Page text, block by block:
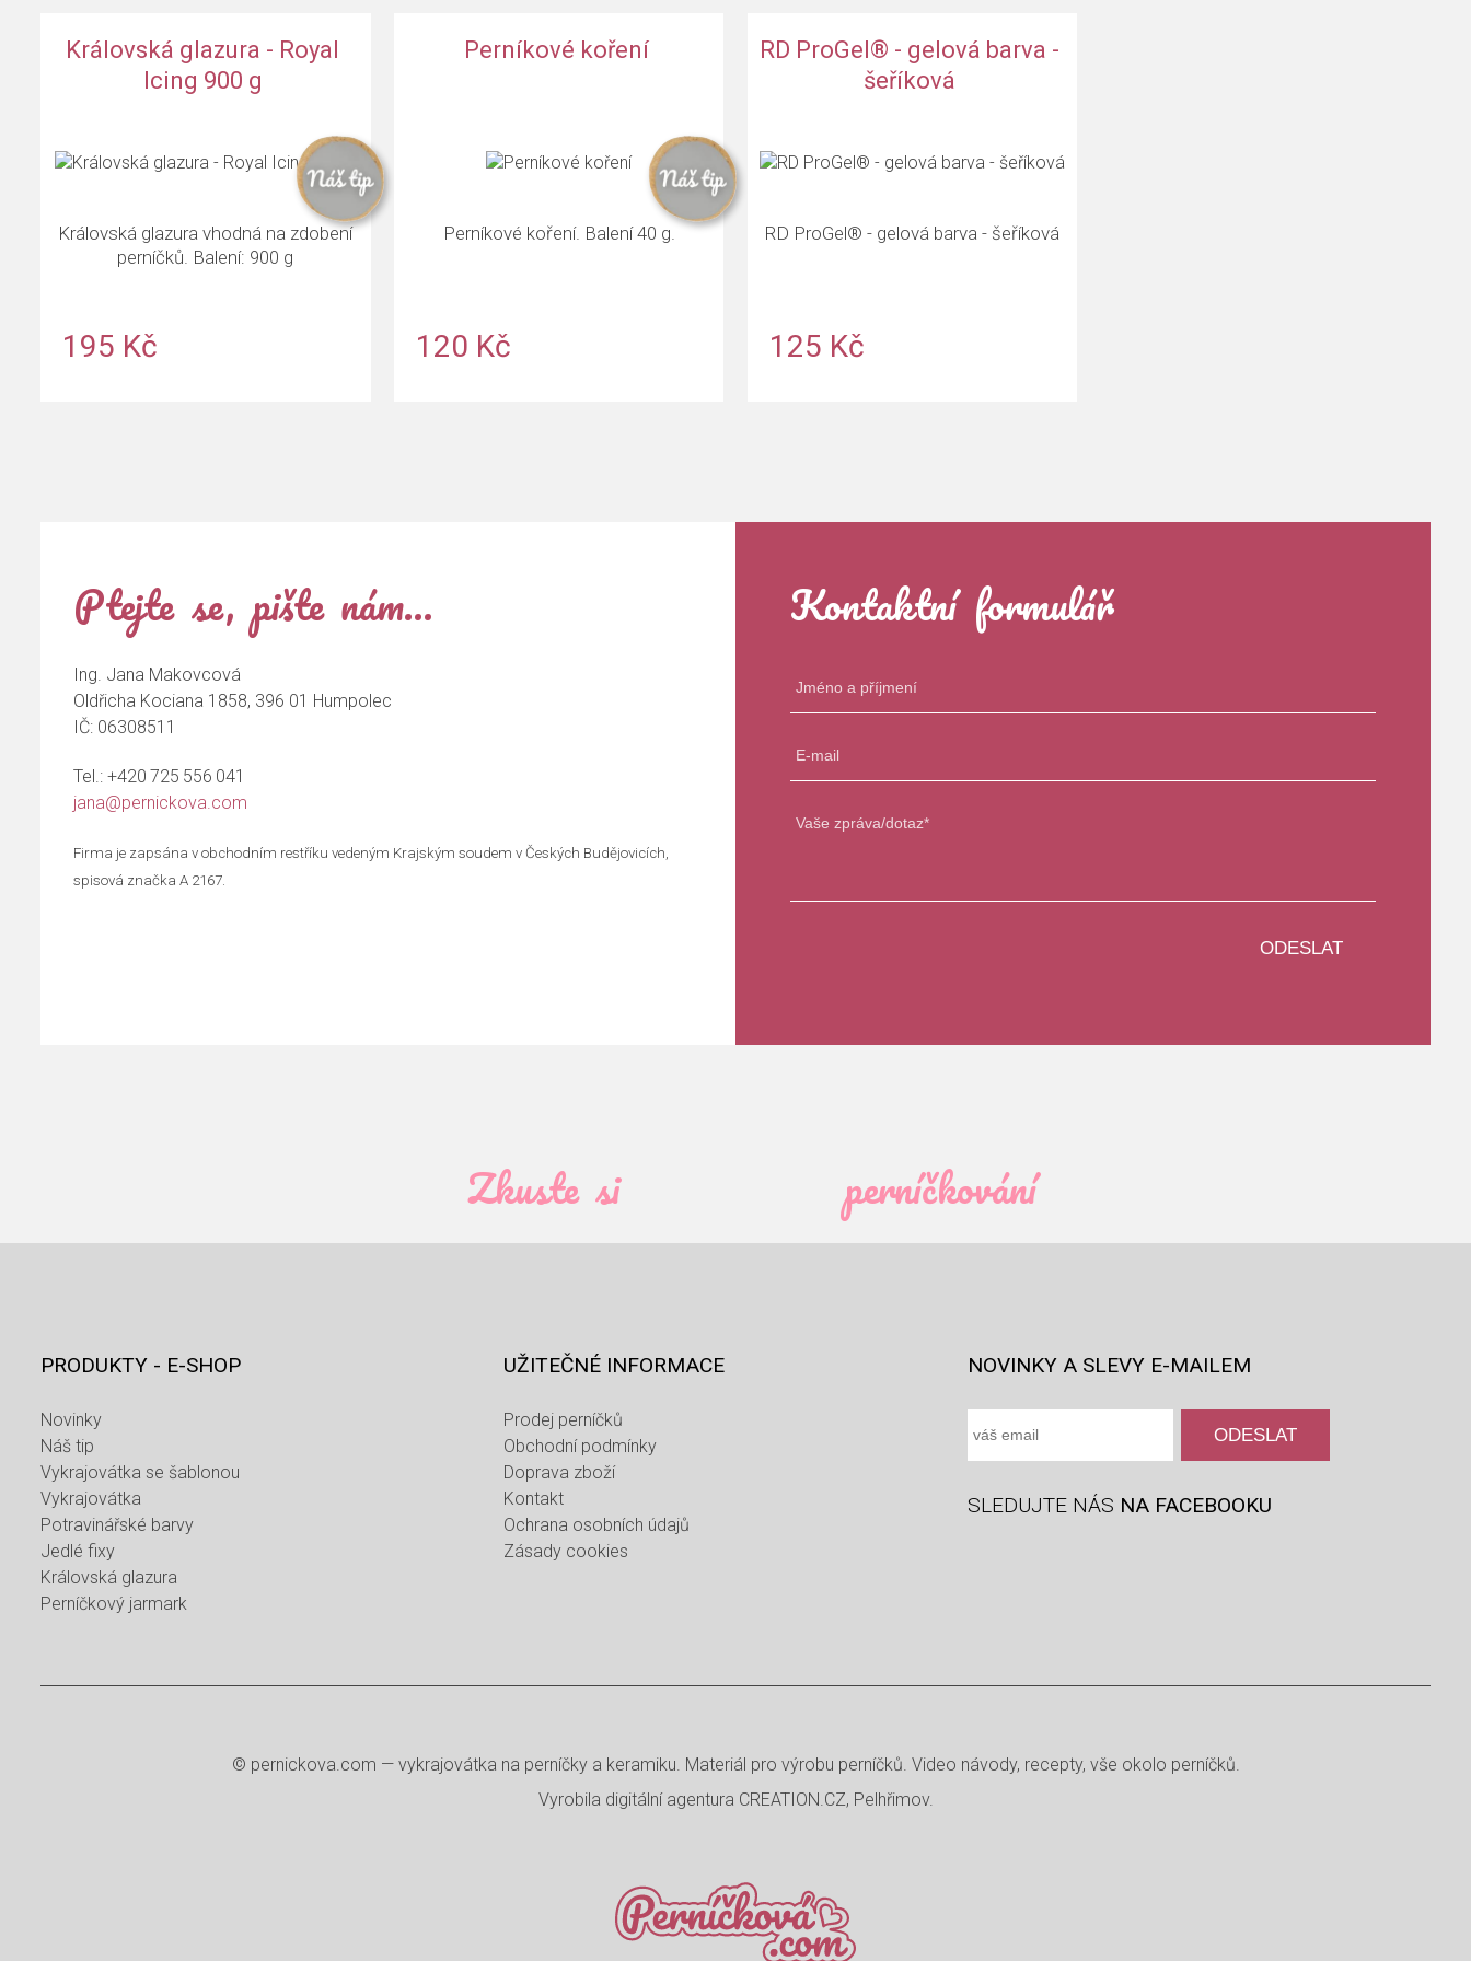
Královská glazura - Royal
Icing 900 g
Královská glazura vhodná na zdobení
perníčků. Balení: 900 g
195 Kč
Perníkové koření
Perníkové koření. Balení 40 g.
120 Kč
RD ProGel® - gelová barva -
šeříková
RD ProGel® - gelová barva - šeříková
125 Kč
Ptejte se, pište nám…
Ing. Jana Makovcová
Oldřicha Kociana 1858, 396 01 Humpolec
IČ: 06308511
Tel.: +420 725 556 041
jana@pernickova.com
Firma je zapsána v obchodním restříku vedeným Krajským soudem v Českých Budějovicích,
spisová značka A 2167.
Kontaktní formulář
Zkuste si perníčkování
PRODUKTY - E-SHOP
Novinky
Náš tip
Vykrajovátka se šablonou
Vykrajovátka
Potravinářské barvy
Jedlé fixy
Královská glazura
Perníčkový jarmark
UŽITEČNÉ INFORMACE
Prodej perníčků
Obchodní podmínky
Doprava zboží
Kontakt
Ochrana osobních údajů
Zásady cookies
NOVINKY A SLEVY E-MAILEM
SLEDUJTE NÁS NA FACEBOOKU
© pernickova.com — vykrajovátka na perníčky a keramiku. Materiál pro výrobu perníčků. Video návody, recepty, vše okolo perníčků.
Vyrobila digitální agentura CREATION.CZ, Pelhřimov.